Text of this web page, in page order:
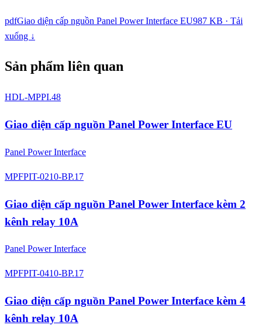
pdfGiao diện cấp nguồn Panel Power Interface EU987 KB · Tải
xuống ↓
Sản phẩm liên quan
HDL-MPPI.48
Giao diện cấp nguồn Panel Power Interface EU
Panel Power Interface
MPFPIT-0210-BP.17
Giao diện cấp nguồn Panel Power Interface kèm 2
kênh relay 10A
Panel Power Interface
MPFPIT-0410-BP.17
Giao diện cấp nguồn Panel Power Interface kèm 4
kênh relay 10A